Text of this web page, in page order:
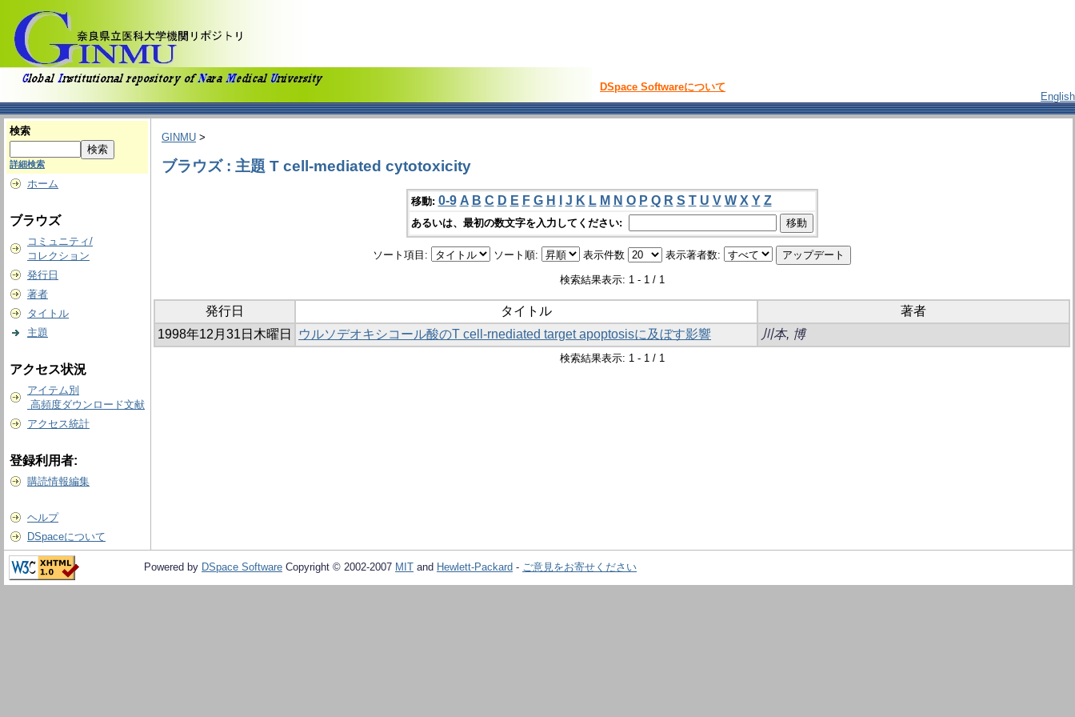
DSpace Softwareについて
English
検索
詳細検索
ホーム
ブラウズ
コミュニティ/
コレクション
発行日
著者
タイトル
主題
アクセス状況
アイテム別
高頻度ダウンロード文献
アクセス統計
登録利用者:
購読情報編集
ヘルプ
DSpaceについて
GINMU >
ブラウズ : 主題 T cell-mediated cytotoxicity
移動: 0-9 A B C D E F G H J K L M N O P Q R S T U V W X Y Z
あるいは、最初の数文字を入力してください:
ソート項目: ソート順: 表示件数 表示著者数:
検索結果表示: 1 - 1 / 1
発行日 タイトル
著者
1998年12月31日木曜日
ウルソデオキシコール酸のT cell-rnediated target apoptosisに及ぼす影響 川本, 博
検索結果表示: 1 - 1 / 1
Powered by DSpace Software Copyright © 2002-2007 MIT and Hewlett-Packard - ご意見をお寄せください